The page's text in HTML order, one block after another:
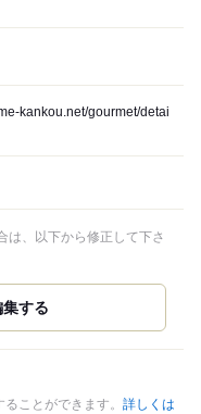
kankou.net/gourmet/detai
、以下から修正して下さ
ことができます。 詳しくは